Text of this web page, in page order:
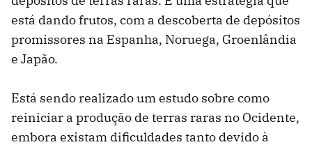
está dando frutos, com a descoberta de depósitos
promissores na Espanha, Noruega, Groenlândia
e Japão.
Está sendo realizado um estudo sobre como
reiniciar a produção de terras raras no Ocidente,
embora existam dificuldades tanto devido à